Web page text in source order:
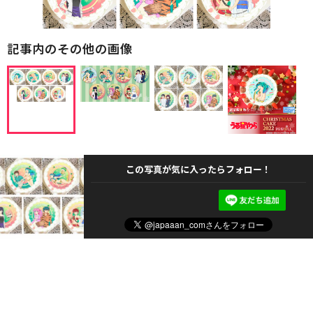
記事内のその他の画像
この写真が気に入ったらフォロー！